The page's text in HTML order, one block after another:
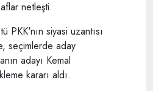
netleşti.
PKK'nın siyasi uzantısı
seçimlerde aday
adayı Kemal
kararı aldı.